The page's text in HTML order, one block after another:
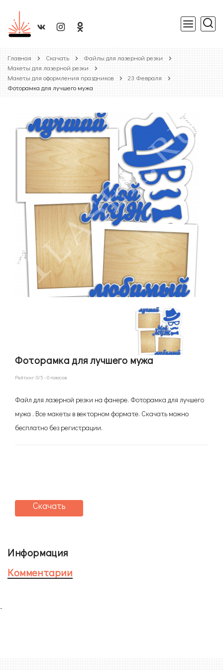
Главная Скачать
Файлы для лазерной резки
Макеты для лазерной резки
Макеты для оформления праздников
23 Февраля
Фоторамка для лучшего мужа
Фоторамка для лучшего мужа
Рейтинг:0/5 -0 голосов
Файл для лазерной резки на фанере. Фоторамка для лучшего
мужа . Все макеты в векторном формате. Скачать можно
бесплатно без регистрации.
Скачать
Информация
Комментарии
-